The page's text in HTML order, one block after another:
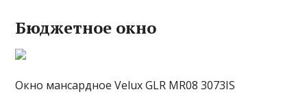
Бюджетное окно
Окно мансардное Velux GLR MR08 3073IS